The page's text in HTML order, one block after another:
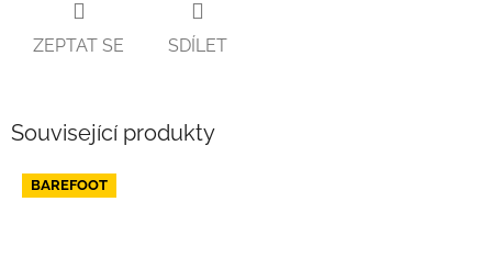
ZEPTAT SE SDÍLET
Související produkty
BAREFOOT